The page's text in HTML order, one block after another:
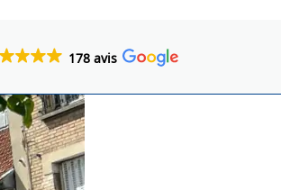
178 avis